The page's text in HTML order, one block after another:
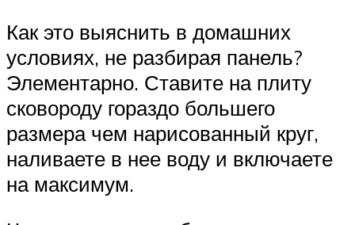
Как это выяснить в домашних
условиях, не разбирая панель?
Элементарно. Ставите на плиту
сковороду гораздо большего
размера чем нарисованный круг,
наливаете в нее воду и включаете
на максимум.